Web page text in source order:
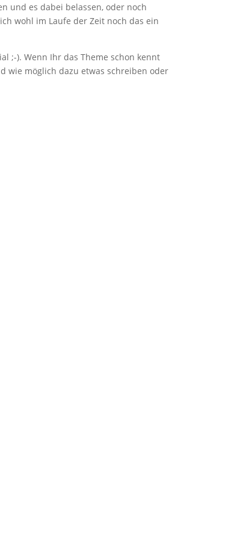
und es dabei belassen, oder noch
wohl im Laufe der Zeit noch das ein
;-). Wenn Ihr das Theme schon kennt
wie möglich dazu etwas schreiben oder